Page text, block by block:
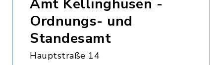
Amt Kellinghusen -
Ordnungs- und
Standesamt
Hauptstraße 14